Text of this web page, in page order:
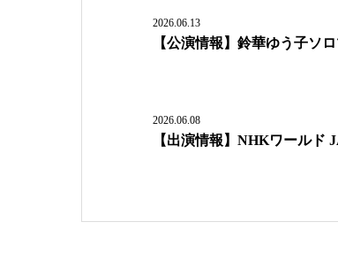
2026.06.13
【公演情報】鈴華ゆう子ソ
2026.06.08
【出演情報】NHKワールド